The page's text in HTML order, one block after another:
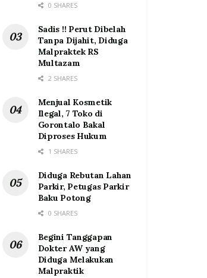
0 SHARES
Sadis !! Perut Dibelah
Tanpa Dijahit, Diduga
Malpraktek RS
Multazam
2 SHARES
Menjual Kosmetik
Ilegal, 7 Toko di
Gorontalo Bakal
Diproses Hukum
1 SHARES
Diduga Rebutan Lahan
Parkir, Petugas Parkir
Baku Potong
0 SHARES
Begini Tanggapan
Dokter AW yang
Diduga Melakukan
Malpraktik